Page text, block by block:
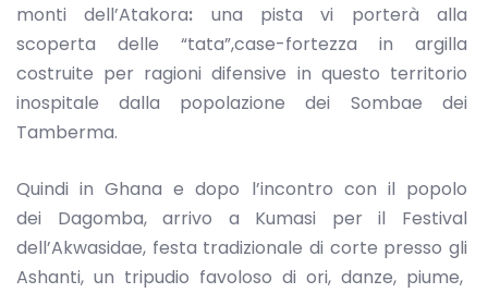
monti dell’Atakora: una pista vi porterà alla
scoperta delle “tata”,case-fortezza in argilla
costruite per ragioni difensive in questo territorio
inospitale dalla popolazione dei Sombae dei
Tamberma.
Quindi in Ghana e dopo l’incontro con il popolo
dei Dagomba, arrivo a Kumasi per il Festival
dell’Akwasidae, festa tradizionale di corte presso gli
Ashanti, un tripudio favoloso di ori, danze, piume,